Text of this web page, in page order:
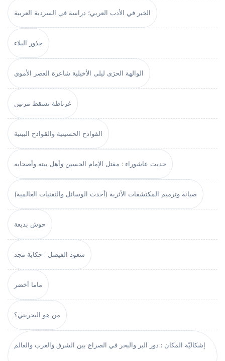
الخبر في الأدب العربي؛ دراسة في السردية العربية
جذور البلاء
الوالهة الحرَى ليلى الأخيلية شاعرة العصر الأموي
غرناطة تسقط مرتين
الفوادح الحسينية والقوادح البينية
حديث عاشوراء : مقتل الإمام الحسين وأهل بيته وأصحابه
صيانة وترميم المكتشفات الأثرية (أحدث الوسائل والتقنيات العالمية)
حوش بديعة
سعود الفيصل : حكاية مجد
ماما أخضر
من هو البحريني؟
إشكاليّة المكان : دور البر والبحر في الصراع بين الشرق والغرب والعالم